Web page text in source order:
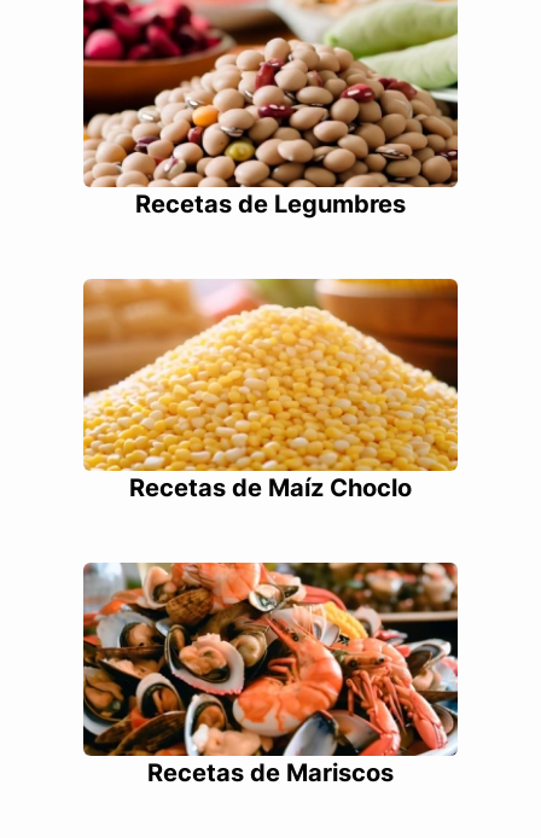
Recetas de Legumbres
Recetas de Maíz Choclo
Recetas de Mariscos